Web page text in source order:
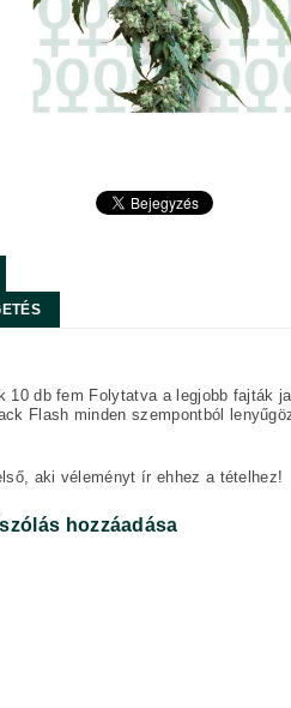
10 db fem Folytatva a legjobb fajták
Flash minden szempontból
aki véleményt ír ehhez a tételhez!
hozzáadása